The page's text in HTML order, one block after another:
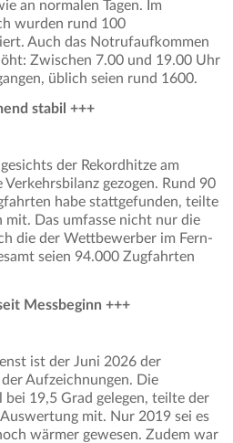
an normalen Tagen. Im
wurden rund 100
Auch das Notrufaufkommen
Zwischen 7.00 und 19.00 Uhr
üblich seien rund 1600.
stabil +++
der Rekordhitze am
gezogen. Rund 90
habe stattgefunden, teilte
mit. Das umfasse nicht nur die
die der Wettbewerber im Fern-
seien 94.000 Zugfahrten
Messbeginn +++
ist der Juni 2026 der
Aufzeichnungen. Die
19,5 Grad gelegen, teilte der
mit. Nur 2019 sei es
wärmer gewesen. Zudem war